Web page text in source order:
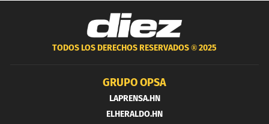
TODOS LOS DERECHOS RESERVADOS ®2025
GRUPO OPSA
LAPRENSA.HN
ELHERALDO.HN